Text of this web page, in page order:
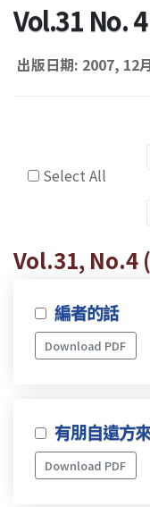
Vol.31 No. 4
出版日期: 2007, 12
Select All
Vol.31, No.4
編者的話
Download PDF
有朋自遠方
Download PDF